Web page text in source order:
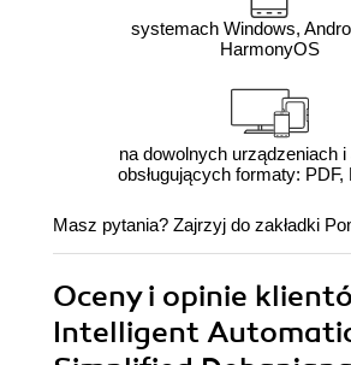
systemach Windows,
HarmonyOS
na dowolnych urządzeniach
obsługujących formaty: PDF,
Masz pytania? Zajrzyj do zakładki
Oceny i opinie
Intelligent